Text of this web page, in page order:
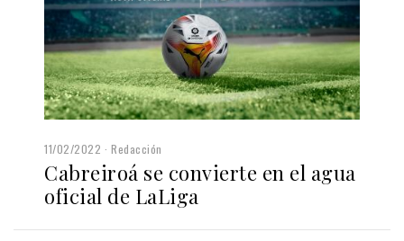
11/02/2022 Redacción
Cabreiroá se convierte en el agua
oficial de LaLiga